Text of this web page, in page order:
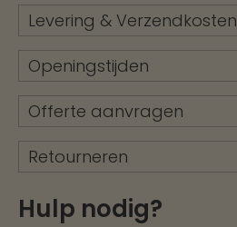
Levering & Verzendkosten
Openingstijden
Offerte aanvragen
Retourneren
Hulp nodig?